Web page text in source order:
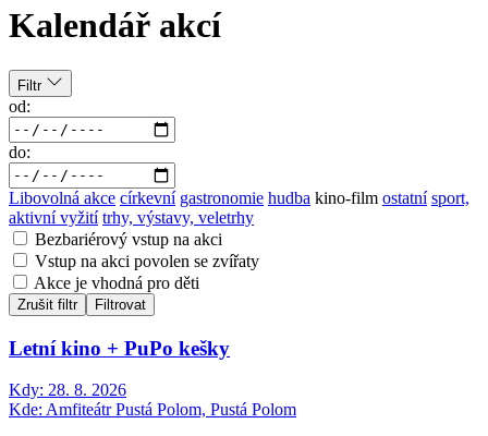
Kalendář akcí
Filtr
od:
do:
Libovolná akce církevní gastronomie hudba kino-film ostatní sport,
aktivní vyžití trhy, výstavy, veletrhy
Bezbariérový vstup na akci
Vstup na akci povolen se zvířaty
Akce je vhodná pro děti
Zrušit filtr Filtrovat
Letní kino + PuPo kešky
Kdy: 28. 8. 2026
Kde: Amfiteátr Pustá Polom, Pustá Polom